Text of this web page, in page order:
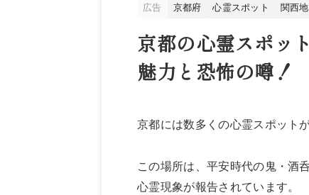
広告 京都府 心霊スポット 関西
京都の心霊スポッ
魅力と恐怖の噂！
京都には数多くの心霊スポット
この場所は、平安時代の鬼・酒
心霊現象が報告されています。